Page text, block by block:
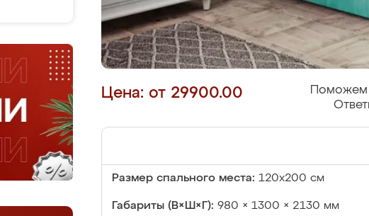
Цена: от 29900.00
Поможем
Размер спального места: 120х200 см
Габариты (В×Ш×Г): 980 × 1300 × 2130 мм